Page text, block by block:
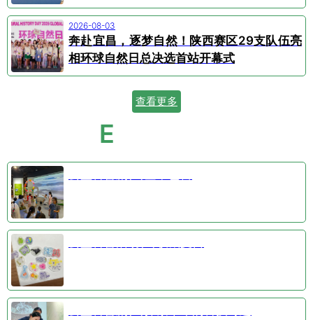
2026-08-03
奔赴宜昌，逐梦自然！陕西赛区29支队伍亮
相环球自然日总决选首站开幕式
查看更多
E